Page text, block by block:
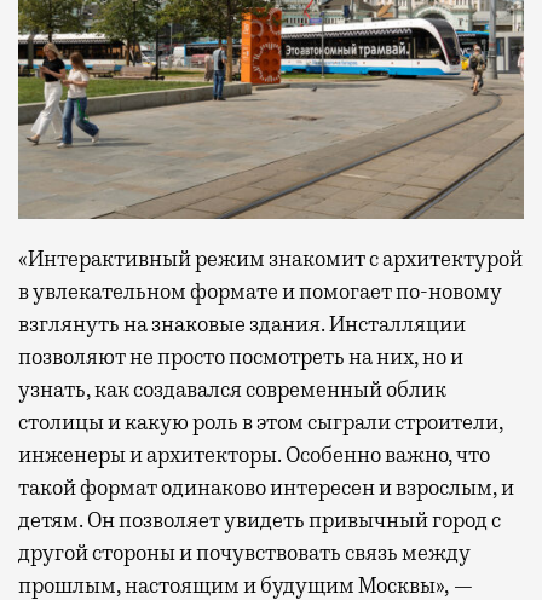
«Интерактивный режим знакомит с архитектурой
в увлекательном формате и помогает по-новому
взглянуть на знаковые здания. Инсталляции
позволяют не просто посмотреть на них, но и
узнать, как создавался современный облик
столицы и какую роль в этом сыграли строители,
инженеры и архитекторы. Особенно важно, что
такой формат одинаково интересен и взрослым, и
детям. Он позволяет увидеть привычный город с
другой стороны и почувствовать связь между
прошлым, настоящим и будущим Москвы», —